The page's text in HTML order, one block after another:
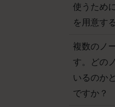
パ
サ
使うため
を用意す
複数のノ
す。どの
いるのか
ですか？